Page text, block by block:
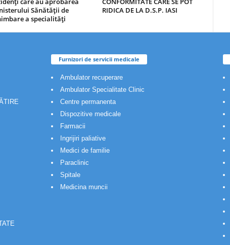
Sănătăţii de
a specialităţi
RIDICA DE LA D.S.P. IASI
Furnizori de servicii medicale
Ambulator recuperare
Ambulator Specialitate Clinic
Centre permanenta
Dispozitive medicale
Farmacii
Ingrijiri paliative
Medici de familie
Paraclinic
Spitale
Medicina muncii